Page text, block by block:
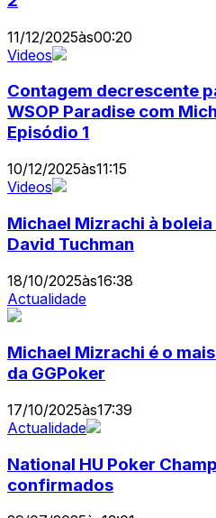
11/12/2025às00:20
Videos
Contagem decrescente
WSOP Paradise com
Episódio 1
10/12/2025às11:15
Videos
Michael Mizrachi à
David Tuchman
18/10/2025às16:38
Actualidade
Michael Mizrachi é o
da GGPoker
17/10/2025às17:39
Actualidade
National HU Poker
confirmados